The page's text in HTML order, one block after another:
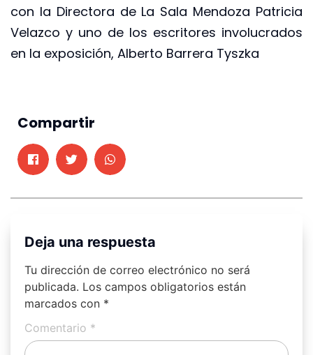
con la Directora de La Sala Mendoza Patricia
Velazco y uno de los escritores involucrados
en la exposición, Alberto Barrera Tyszka
Compartir
Deja una respuesta
Tu dirección de correo electrónico no será
publicada. Los campos obligatorios están
marcados con *
Comentario *